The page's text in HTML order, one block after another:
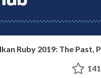
141